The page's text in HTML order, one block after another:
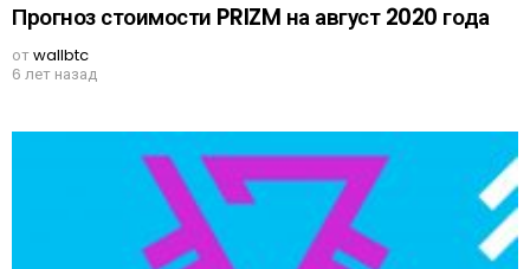
Прогноз стоимости PRIZM на август 2020 года
отwallbtc
6 лет назад